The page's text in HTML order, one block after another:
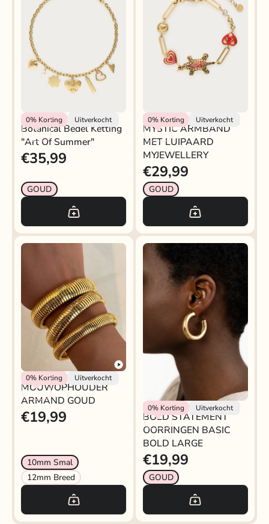
0% Korting Uitverkocht
My Jewellery
Botanical Bedel Ketting
"art Of Summer"
€35,99
GOUD
0%Korting Uitverkocht
My Jewellery
MYSTIC ARMBAND
MET LUIPAARD
MYJEWELLERY
€29,99
GOUD
0% Korting Uitverkocht
Rokjeklokje
MOUWOPHOUDER
ARMAND GOUD
€19,99
10mm Smal
12mm Breed
0%Korting Uitverkocht
My Jewellery
BOLD STATEMENT
OORRINGEN BASIC
BOLD LARGE
€19,99
GOUD